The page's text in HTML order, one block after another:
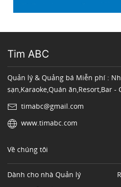
Tim ABC
Quản lý & Quảng bá Miễn phí :
sạn,Karaoke,Quán ăn,Resort,Bar -
timabc@gmail.com
www.timabc.com
Về chúng tôi
Dành cho nhà Quản lý